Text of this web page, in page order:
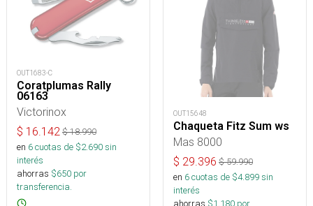
OUT1683-C
Coratplumas Rally
06163
Victorinox
$ 16.142 $18.990
en 6cuotas de $2.690sin
interés
ahorras $650 por
transferencia.
OUT15648
Chaqueta Fitz Sum ws
Mas 8000
$ 29.396 $59.990
en 6cuotas de $4.899sin
interés
ahorras $1.180 por